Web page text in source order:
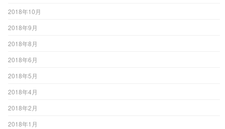
2018年10月
2018年9月
2018年8月
2018年6月
2018年5月
2018年4月
2018年2月
2018年1月